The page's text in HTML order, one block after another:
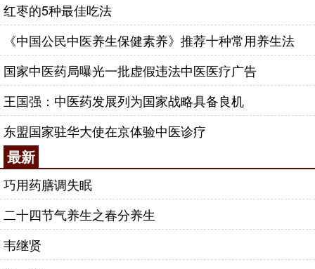
红枣的5种最佳吃法
《中国公民中医养生保健素养》推荐十种常用养生法
国家中医药局曝光一批虚假违法中医医疗广告
王国强：中医药发展列为国家战略具备良机
东盟国家驻华大使在京体验中医诊疗
最新
巧用药膳调失眠
二十四节气养生之春分养生
韦继贤